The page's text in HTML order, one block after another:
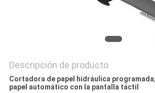
Descripción de producto
Cortadora de papel hidráulica
papel automático con la pantalla táctil